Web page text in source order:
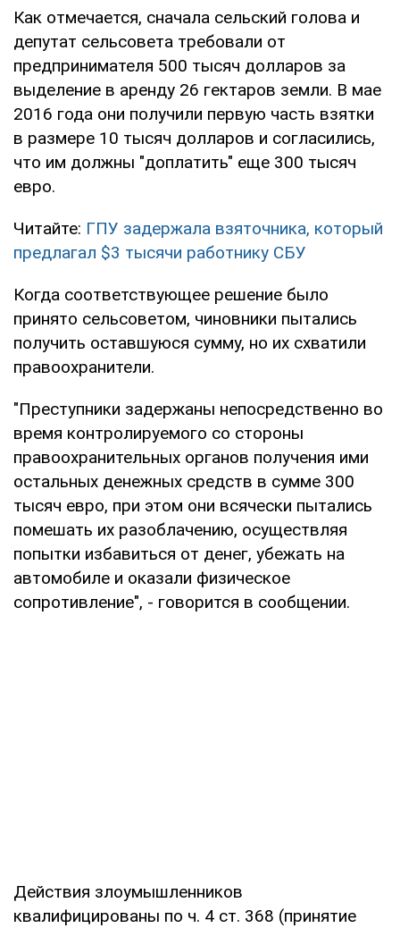
Как отмечается, сначала сельский голова и
депутат сельсовета требовали от
предпринимателя 500 тысяч долларов за
выделение в аренду 26 гектаров земли. В мае
2016 года они получили первую часть взятки
в размере 10 тысяч долларов и согласились,
что им должны "доплатить" еще 300 тысяч
евро.
Читайте: ГПУ задержала взяточника, который
предлагал $3 тысячи работнику СБУ
Когда соответствующее решение было
принято сельсоветом, чиновники пытались
получить оставшуюся сумму, но их схватили
правоохранители.
"Преступники задержаны непосредственно во
время контролируемого со стороны
правоохранительных органов получения ими
остальных денежных средств в сумме 300
тысяч евро, при этом они всячески пытались
помешать их разоблачению, осуществляя
попытки избавиться от денег, убежать на
автомобиле и оказали физическое
сопротивление", - говорится в сообщении.
Действия злоумышленников
квалифицированы по ч. 4 ст. 368 (принятие